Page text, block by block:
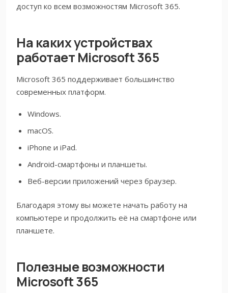
доступ ко всем возможностям Microsoft 365.
На каких устройствах
работает Microsoft 365
Microsoft 365 поддерживает большинство
современных платформ.
Windows.
macOS.
iPhone и iPad.
Android-смартфоны и планшеты.
Веб-версии приложений через браузер.
Благодаря этому вы можете начать работу на
компьютере и продолжить её на смартфоне или
планшете.
Полезные возможности
Microsoft 365